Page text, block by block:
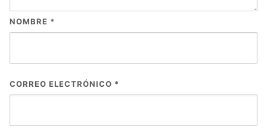
NOMBRE *
CORREO ELECTRÓNICO *